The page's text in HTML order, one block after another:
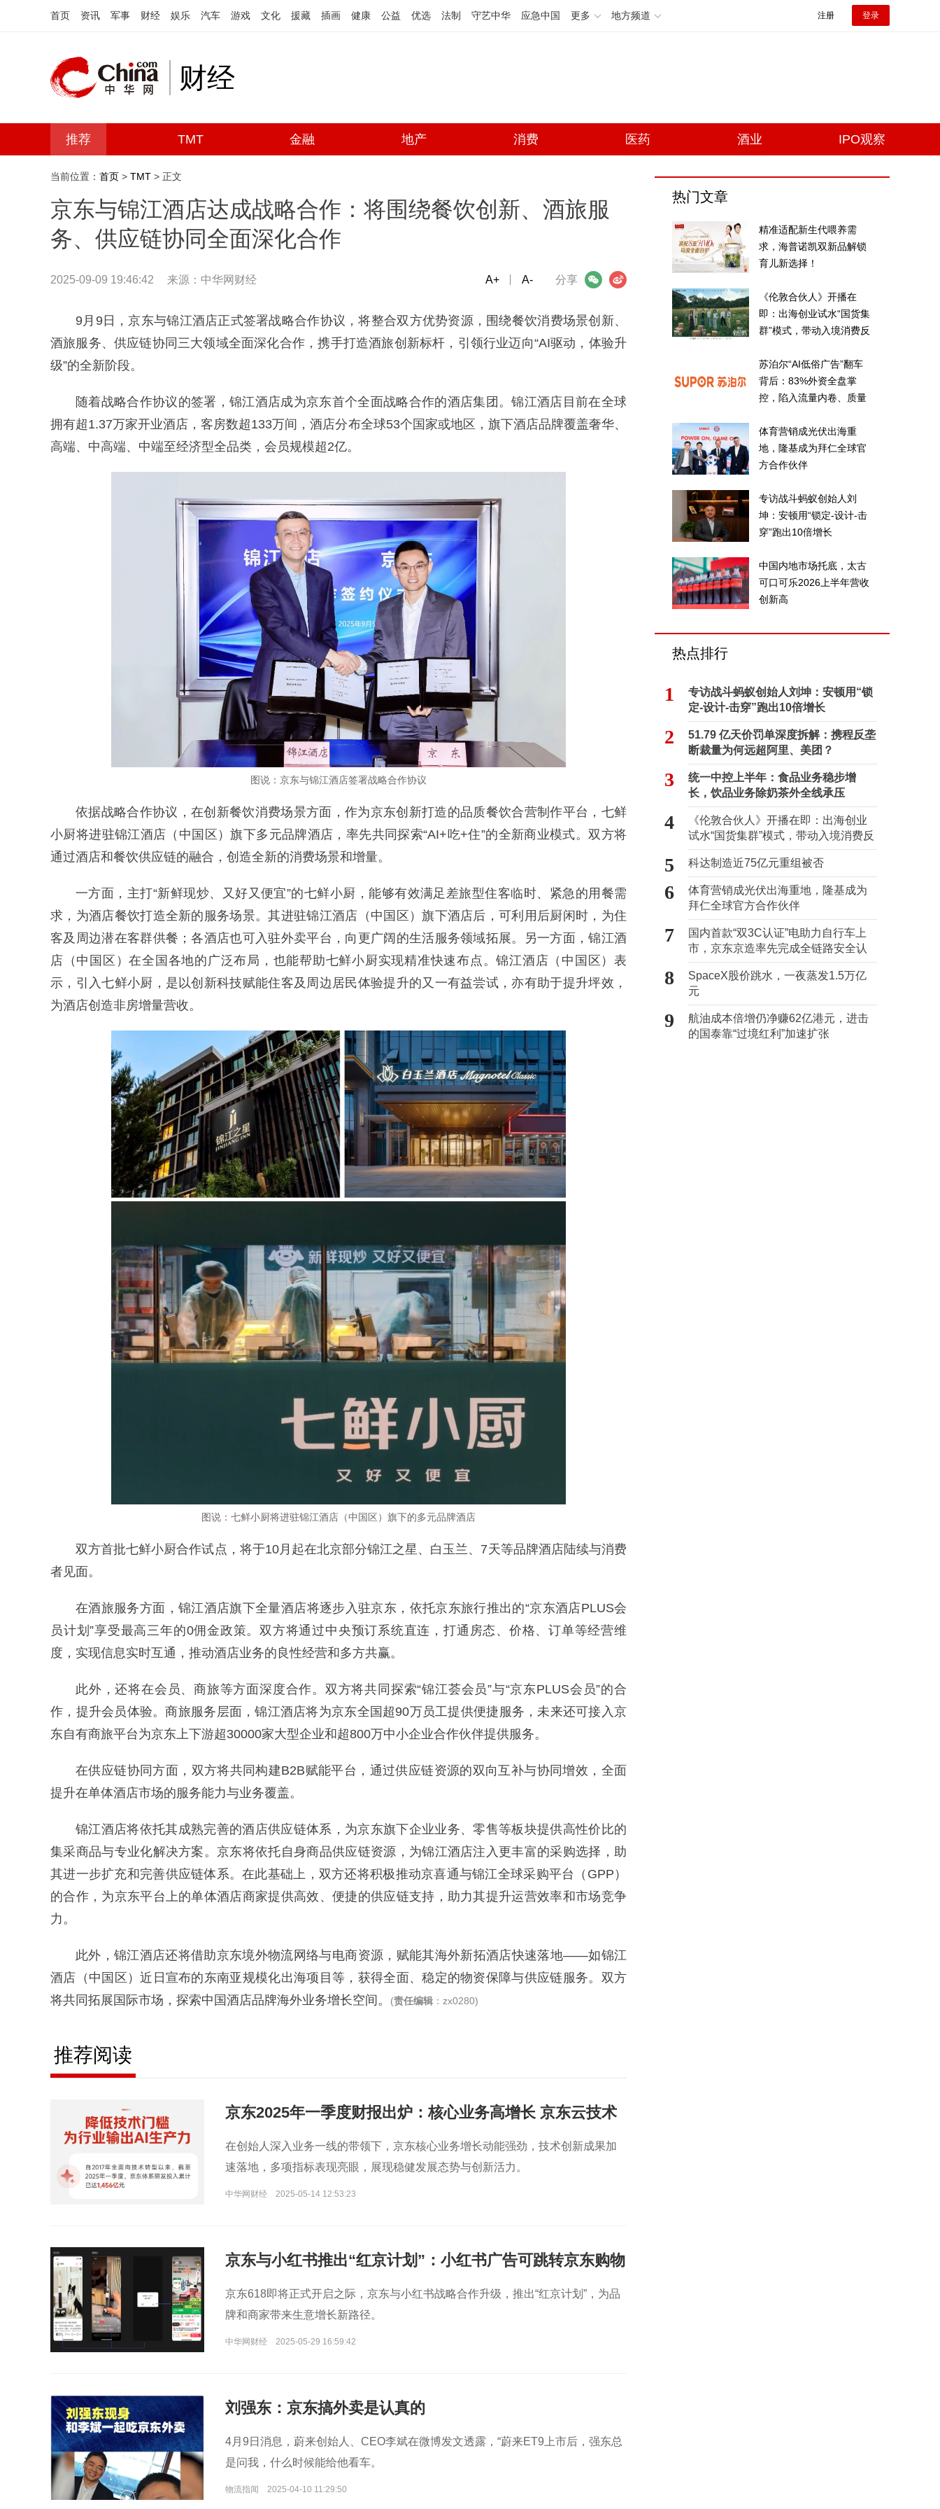
首页 资讯 军事 财经 娱乐 汽车 游戏 文化 援藏 插画 健康 公益 优选 法制 守艺中华 应急中国 更多 地方频道 注册 登录
财经
推荐 TMT 金融 地产 消费 医药 酒业 IPO观察
当前位置： 首页 > TMT > 正文
京东与锦江酒店达成战略合作：将围绕餐饮创新、酒旅服
务、供应链协同全面深化合作
2025-09-09 19:46:42 来源：中华网财经 分享
微信 微博
A+ A-
9月9日，京东与锦江酒店正式签署战略合作协议，将整合双方优势资源，围绕餐饮消费场景创新、
酒旅服务、供应链协同三大领域全面深化合作，携手打造酒旅创新标杆，引领行业迈向“AI驱动，体验升
级”的全新阶段。
随着战略合作协议的签署，锦江酒店成为京东首个全面战略合作的酒店集团。锦江酒店目前在全球
拥有超1.37万家开业酒店，客房数超133万间，酒店分布全球53个国家或地区，旗下酒店品牌覆盖奢华、
高端、中高端、中端至经济型全品类，会员规模超2亿。
图说：京东与锦江酒店签署战略合作协议
依据战略合作协议，在创新餐饮消费场景方面，作为京东创新打造的品质餐饮合营制作平台，七鲜
小厨将进驻锦江酒店（中国区）旗下多元品牌酒店，率先共同探索“AI+吃+住”的全新商业模式。双方将
通过酒店和餐饮供应链的融合，创造全新的消费场景和增量。
一方面，主打“新鲜现炒、又好又便宜”的七鲜小厨，能够有效满足差旅型住客临时、紧急的用餐需
求，为酒店餐饮打造全新的服务场景。其进驻锦江酒店（中国区）旗下酒店后，可利用后厨闲时，为住
客及周边潜在客群供餐；各酒店也可入驻外卖平台，向更广阔的生活服务领域拓展。另一方面，锦江酒
店（中国区）在全国各地的广泛布局，也能帮助七鲜小厨实现精准快速布点。锦江酒店（中国区）表
示，引入七鲜小厨，是以创新科技赋能住客及周边居民体验提升的又一有益尝试，亦有助于提升坪效，
为酒店创造非房增量营收。
图说：七鲜小厨将进驻锦江酒店（中国区）旗下的多元品牌酒店
双方首批七鲜小厨合作试点，将于10月起在北京部分锦江之星、白玉兰、7天等品牌酒店陆续与消费
者见面。
在酒旅服务方面，锦江酒店旗下全量酒店将逐步入驻京东，依托京东旅行推出的“京东酒店PLUS会
员计划”享受最高三年的0佣金政策。双方将通过中央预订系统直连，打通房态、价格、订单等经营维
度，实现信息实时互通，推动酒店业务的良性经营和多方共赢。
此外，还将在会员、商旅等方面深度合作。双方将共同探索“锦江荟会员”与“京东PLUS会员”的合
作，提升会员体验。商旅服务层面，锦江酒店将为京东全国超90万员工提供便捷服务，未来还可接入京
东自有商旅平台为京东上下游超30000家大型企业和超800万中小企业合作伙伴提供服务。
在供应链协同方面，双方将共同构建B2B赋能平台，通过供应链资源的双向互补与协同增效，全面
提升在单体酒店市场的服务能力与业务覆盖。
锦江酒店将依托其成熟完善的酒店供应链体系，为京东旗下企业业务、零售等板块提供高性价比的
集采商品与专业化解决方案。京东将依托自身商品供应链资源，为锦江酒店注入更丰富的采购选择，助
其进一步扩充和完善供应链体系。在此基础上，双方还将积极推动京喜通与锦江全球采购平台（GPP）
的合作，为京东平台上的单体酒店商家提供高效、便捷的供应链支持，助力其提升运营效率和市场竞争
力。
此外，锦江酒店还将借助京东境外物流网络与电商资源，赋能其海外新拓酒店快速落地——如锦江
酒店（中国区）近日宣布的东南亚规模化出海项目等，获得全面、稳定的物资保障与供应链服务。双方
将共同拓展国际市场，探索中国酒店品牌海外业务增长空间。
(责任编辑 ：zx0280)
推荐阅读
京东2025年一季度财报出炉：核心业务高增长 京东云技术
创新成效显著
在创始人深入业务一线的带领下，京东核心业务增长动能强劲，技术创新成果加
速落地，多项指标表现亮眼，展现稳健发展态势与创新活力。
中华网财经 2025-05-14 12:53:23
京东与小红书推出“红京计划”：小红书广告可跳转京东购物
页面
京东618即将正式开启之际，京东与小红书战略合作升级，推出“红京计划”，为品
牌和商家带来生意增长新路径。
中华网财经 2025-05-29 16:59:42
刘强东：京东搞外卖是认真的
4月9日消息，蔚来创始人、CEO李斌在微博发文透露，“蔚来ET9上市后，强东总
是问我，什么时候能给他看车。
物流指闻 2025-04-10 11:29:50
热门文章
精准适配新生代喂养需
求，海普诺凯双新品解锁
育儿新选择！
《伦敦合伙人》开播在
即：出海创业试水“国货集
群”模式，带动入境消费反
苏泊尔“AI低俗广告”翻车
背后：83%外资全盘掌
控，陷入流量内卷、质量
体育营销成光伏出海重
地，隆基成为拜仁全球官
方合作伙伴
专访战斗蚂蚁创始人刘
坤：安顿用“锁定-设计-击
穿”跑出10倍增长
中国内地市场托底，太古
可口可乐2026上半年营收
创新高
热点排行
1
专访战斗蚂蚁创始人刘坤：安顿用“锁
定-设计-击穿”跑出10倍增长
2
51.79 亿天价罚单深度拆解：携程反垄
断裁量为何远超阿里、美团？
3
统一中控上半年：食品业务稳步增
长，饮品业务除奶茶外全线承压
4
《伦敦合伙人》开播在即：出海创业
试水“国货集群”模式，带动入境消费反
向种草
5 科达制造近75亿元重组被否
6
体育营销成光伏出海重地，隆基成为
拜仁全球官方合作伙伴
7
国内首款“双3C认证”电助力自行车上
市，京东京造率先完成全链路安全认
证
8
SpaceX股价跳水，一夜蒸发1.5万亿
元
9
航油成本倍增仍净赚62亿港元，进击
的国泰靠“过境红利”加速扩张